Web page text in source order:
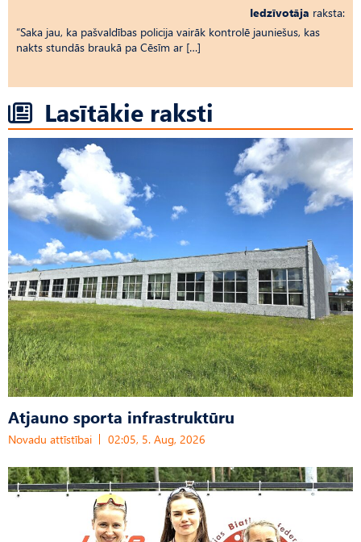
Iedzīvotāja raksta:
“Saka jau, ka pašvaldības policija vairāk kontrolē jauniešus, kas
nakts stundās braukā pa Cēsīm ar […]
Lasītākie raksti
Atjauno sporta infrastruktūru
Novadu attīstībai 02:05, 5. Aug, 2026